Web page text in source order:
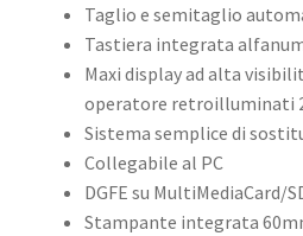
Taglio e semitaglio
Tastiera integrata
Maxi display ad alta
operatore retroilluminati
Sistema semplice di
Collegabile al PC
DGFE su MultiMediaCard/
Stampante integrata